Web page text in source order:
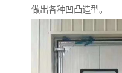
做出各种凹凸造型。